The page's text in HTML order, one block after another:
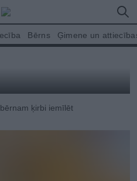
Bērns Ģimene un
ķirbi iemīlēt